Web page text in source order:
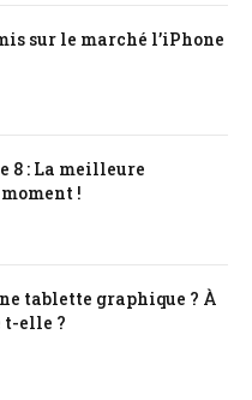
sur le marché l’iPhone
8 : La meilleure
!
tablette graphique ? À
t-elle ?